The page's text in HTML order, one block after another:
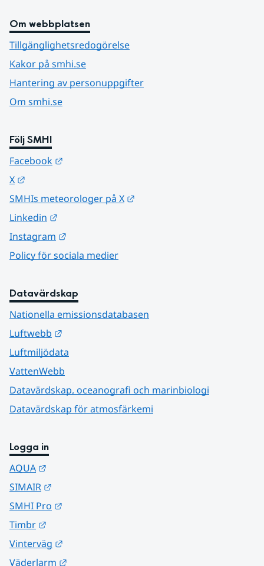
Om webbplatsen
Tillgänglighetsredogörelse
Kakor på smhi.se
Hantering av personuppgifter
Om smhi.se
Följ SMHI
Facebook
X
SMHIs meteorologer på X
Linkedin
Instagram
Policy för sociala medier
Datavärdskap
Nationella emissionsdatabasen
Luftwebb
Luftmiljödata
VattenWebb
Datavärdskap, oceanografi och marinbiologi
Datavärdskap för atmosfärkemi
Logga in
AQUA
SIMAIR
SMHI Pro
Timbr
Vinterväg
Väderlarm